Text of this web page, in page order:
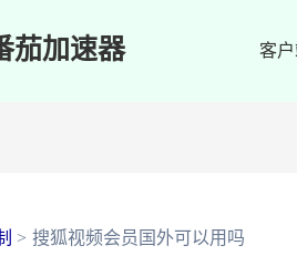
茄加速器 客
搜狐视频会员国外可以用吗